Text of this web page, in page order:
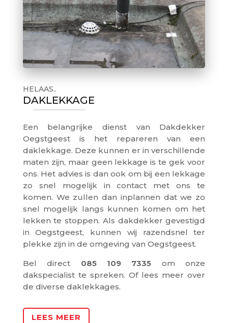
HELAAS..
DAKLEKKAGE
Een belangrijke dienst van Dakdekker
Oegstgeest is het repareren van een
daklekkage. Deze kunnen er in verschillende
maten zijn, maar geen lekkage is te gek voor
ons. Het advies is dan ook om bij een lekkage
zo snel mogelijk in contact met ons te
komen. We zullen dan inplannen dat we zo
snel mogelijk langs kunnen komen om het
lekken te stoppen. Als dakdekker gevestigd
in Oegstgeest, kunnen wij razendsnel ter
plekke zijn in de omgeving van Oegstgeest.
Bel direct 085 109 7335 om onze
dakspecialist te spreken. Of lees meer over
de diverse daklekkages.
LEES MEER